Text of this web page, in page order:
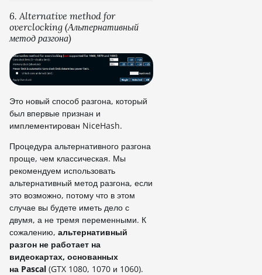
6. Alternative method for
overclocking (Альтернативный
метод разгона)
Это новый способ разгона, который
был впервые признан и
имплементирован NiceHash.
Процедура альтернативного разгона
проще, чем классическая. Мы
рекомендуем использовать
альтернативный метод разгона, если
это возможно, потому что в этом
случае вы будете иметь дело с
двумя, а не тремя переменными. К
сожалению, альтернативный
разгон не работает на
видеокартах, основанных
на Pascal (GTX 1080, 1070 и 1060).